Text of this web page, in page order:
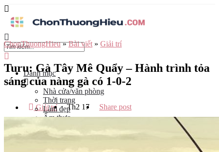
Danh mục
Nhà cửa/văn phòng
Thời trang
Làm đẹp
Ẩm thực
Công nghệ
Đào tạo
ChonThuongHieu»Bài viết » Giải trí
Turu: Gà Tây Mê Quẩy – Hành trình tỏa
sáng của nàng gà có 1-0-2
Giải trí Th2 17 Share post